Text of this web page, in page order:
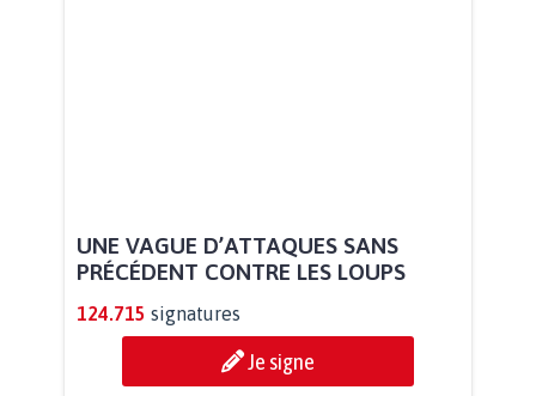
UNE VAGUE D’ATTAQUES SANS
PRÉCÉDENT CONTRE LES LOUPS
124.715 signatures
Je signe